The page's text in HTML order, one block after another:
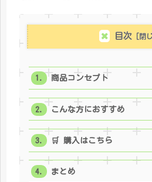
目次
商品コンセプト
こんな方におすすめ
🛒 購入はこちら
まとめ